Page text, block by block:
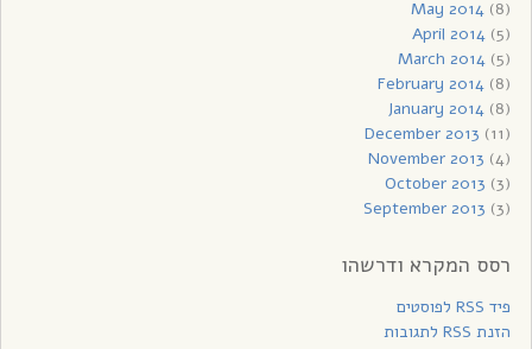
May 2014(8)
April 2014(5)
March 2014(5)
February 2014(8)
January 2014(8)
December 2013 (11)
November 2013 (4)
October 2013 (3)
September 2013 (3)
רסס המקרא ודרשהו
פיד RSS לפוסטים
הזנת RSS לתגובות